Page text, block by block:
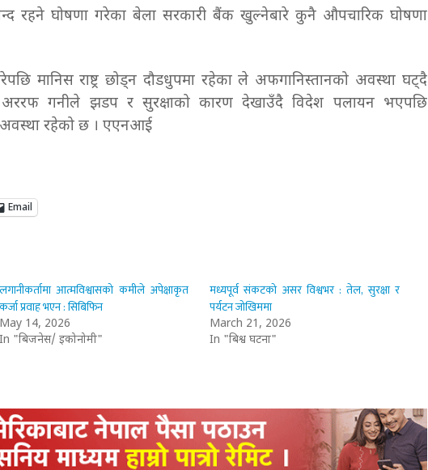
रहने घोषणा गरेका बेला सरकारी बैंक खुल्नेबारे कुनै औपचारिक घोषणा
मानिस राष्ट्र छोड्न दौडधुपमा रहेका ले अफगानिस्तानको अवस्था घट्दै
अररफ गनीले झडप र सुरक्षाको कारण देखाउँदै विदेश पलायन भएपछि
अवस्था रहेको छ । एएनआई
Email
लगानीकर्तामा आत्मविश्वासको कमीले अपेक्षाकृत
कर्जा प्रवाह भएन : सिबिफिन
May 14, 2026
In "बिजनेस/ इकोनोमी"
मध्यपूर्व संकटको असर विश्वभर : तेल, सुरक्षा र
पर्यटन जोखिममा
March 21, 2026
In "बिश्व घटना"